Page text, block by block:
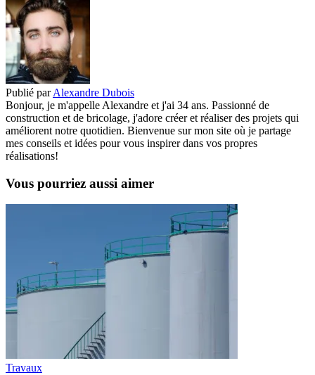
Publié par Alexandre Dubois
Bonjour, je m'appelle Alexandre et j'ai 34 ans. Passionné de
construction et de bricolage, j'adore créer et réaliser des projets qui
améliorent notre quotidien. Bienvenue sur mon site où je partage
mes conseils et idées pour vous inspirer dans vos propres
réalisations!
Vous pourriez aussi aimer
Travaux